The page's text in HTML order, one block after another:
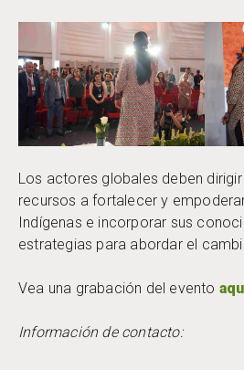
Los actores globales deben
recursos a fortalecer y
Indígenas e incorporar sus
estrategias para abordar el
Vea una grabación del evento
Información de contacto: